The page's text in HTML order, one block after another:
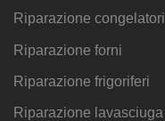
Riparazione congelatori
Riparazione forni
Riparazione frigoriferi
Riparazione lavasciuga